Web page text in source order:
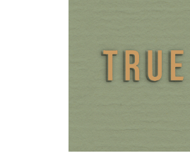
und Cordyceps mit vollen